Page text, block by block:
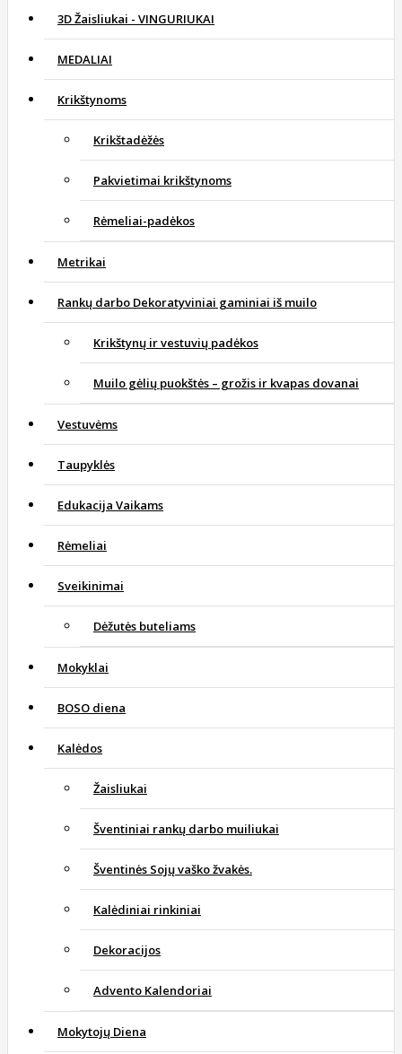
3D Žaisliukai - VINGURIUKAI
MEDALIAI
Krikštynoms
Krikštadėžės
Pakvietimai krikštynoms
Rėmeliai-padėkos
Metrikai
Rankų darbo Dekoratyviniai gaminiai iš muilo
Krikštynų ir vestuvių padėkos
Muilo gėlių puokštės – grožis ir kvapas dovanai
Vestuvėms
Taupyklės
Edukacija Vaikams
Rėmeliai
Sveikinimai
Dėžutės buteliams
Mokyklai
BOSO diena
Kalėdos
Žaisliukai
Šventiniai rankų darbo muiliukai
Šventinės Sojų vaško žvakės.
Kalėdiniai rinkiniai
Dekoracijos
Advento Kalendoriai
Mokytojų Diena